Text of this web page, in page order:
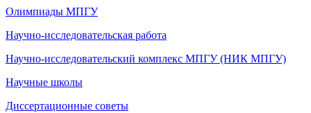
Олимпиады МПГУ
Научно-исследовательская работа
Научно-исследовательский комплекс МПГУ (НИК МПГУ)
Научные школы
Диссертационные советы